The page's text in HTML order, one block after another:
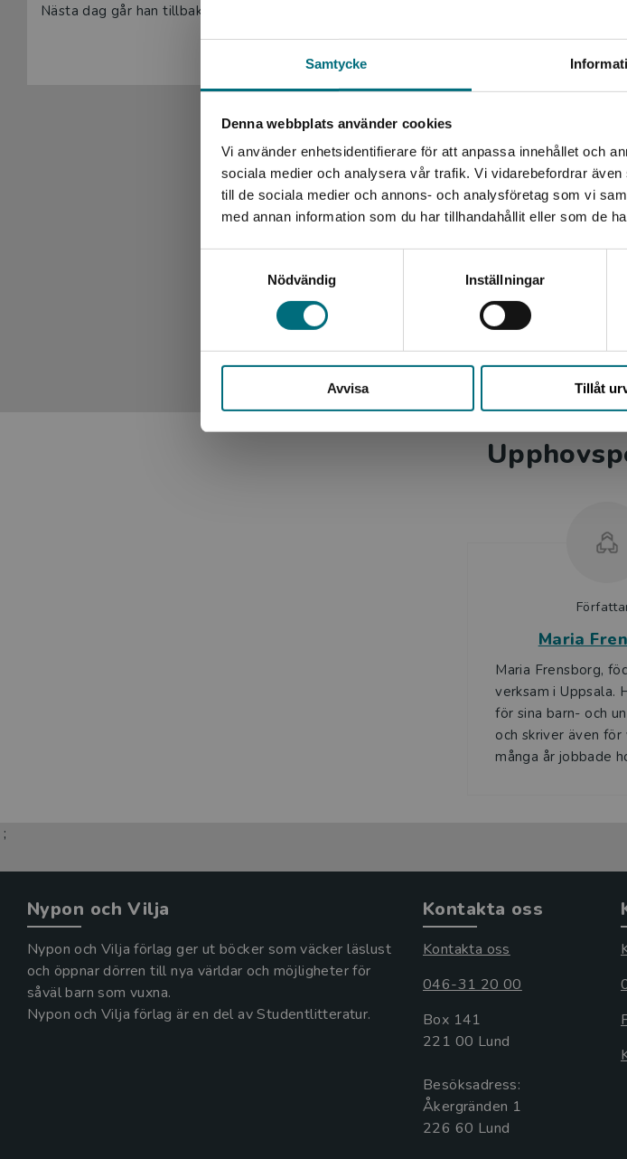
Samtycke
Denna webbplats använder cookies
Vi använder enhetsidentifierare för att anpassa innehållet och
sociala medier och analysera vår trafik. Vi vidarebefordrar
till de sociala medier och annons- och analysföretag som vi
med annan information som du har tillhandahållit eller som de
Nödvändig
Inställningar
Avvisa Tillåt
Begränsad
Det verkar som att du besöker
en enhet utanför Sverige. Vi
utanför Sverige. För att kunna
leveransadressen vara i Sverige.
Nästa dag går han tillbaka. Han vill träffa henne igen. Men nu är tjejen försvunnen. Hur ska
Maria
Maria Frensborg,
verksam i Uppsala.
för sina barn- och
och skriver även för
många år jobbade
;
Nypon och Vilja
Nypon och Vilja förlag ger ut böcker som väcker läslust
och öppnar dörren till nya världar och möjligheter för
såväl barn som vuxna.
Nypon och Vilja förlag är en del av Studentlitteratur.
Kontakta oss
Kontakta oss
046-31 20 00
Box 141
221 00 Lund
Besöksadress:
Åkergränden 1